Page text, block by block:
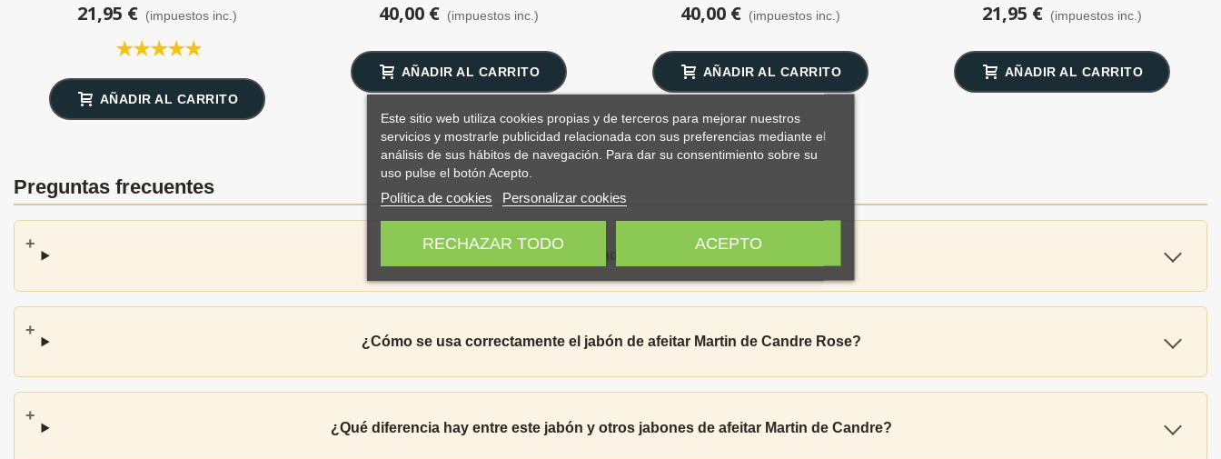
21,95 € (impuestos inc.)
AÑADIR AL CARRITO
40,00 € (impuestos inc.)
AÑADIR AL CARRITO
40,00 € (impuestos inc.)
AÑADIR AL CARRITO
21,95 € (impuestos inc.)
AÑADIR AL CARRITO
Preguntas frecuentes
¿Cómo se usa correctamente el jabón de afeitar Martin de Candre Rose?
¿Qué diferencia hay entre este jabón y otros jabones de afeitar Martin de Candre?
Este sitio web utiliza cookies propias y de terceros para mejorar nuestros
servicios y mostrarle publicidad relacionada con sus preferencias mediante el
análisis de sus hábitos de navegación. Para dar su consentimiento sobre su
uso pulse el botón Acepto.
Política de cookies Personalizar cookies
RECHAZAR TODO ACEPTO